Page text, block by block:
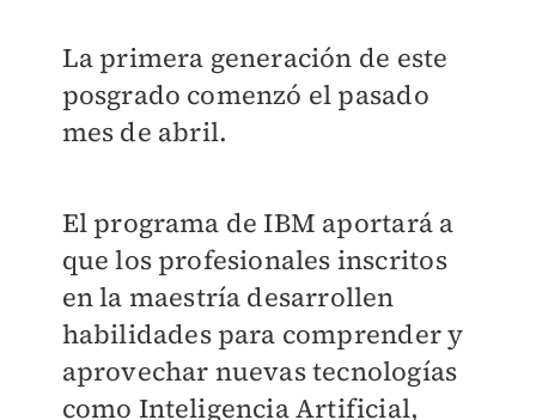
La primera generación de este
posgrado comenzó el pasado
mes de abril.
El programa de IBM aportará a
que los profesionales inscritos
en la maestría desarrollen
habilidades para comprender y
aprovechar nuevas tecnologías
como Inteligencia Artificial,